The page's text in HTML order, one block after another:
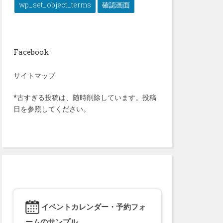
wp_set_object_terms
確認画面
Facebook
サイトマップ
*古すぎる投稿は、随時削除しています。投稿
日を参照してください。
イベントカレンダー・予約フォ